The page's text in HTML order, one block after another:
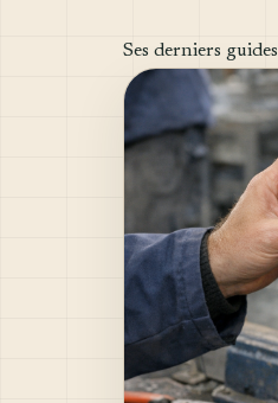
Ses derniers guides